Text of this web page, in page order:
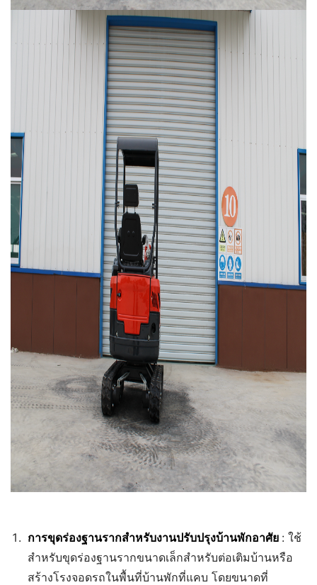
การขุดร่องฐานรากสำหรับงานปรับปรุงบ้านพักอาศัย : ใช้
สำหรับขุดร่องฐานรากขนาดเล็กสำหรับต่อเติมบ้านหรือ
สร้างโรงจอดรถในพื้นที่บ้านพักที่แคบ โดยขนาดที่